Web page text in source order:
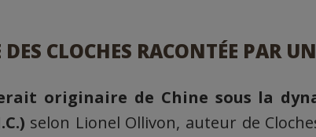
DES CLOCHES RACONTÉE PAR
originaire de Chine sous la
selon Lionel Ollivon, auteur de